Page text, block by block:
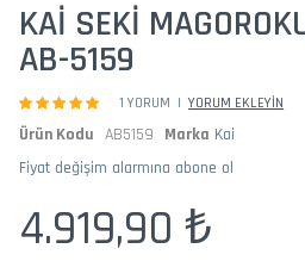
KAI SEKI
AB-5159
1 YORUM | YORUM EKLEYIN
Ürün Kodu AB5159 Marka Kai
Fiyat değişim alarmına abone ol
4.919,90 ₺